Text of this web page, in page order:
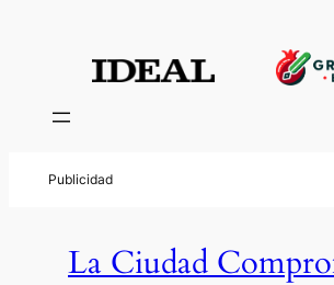
contenido
La Ciudad